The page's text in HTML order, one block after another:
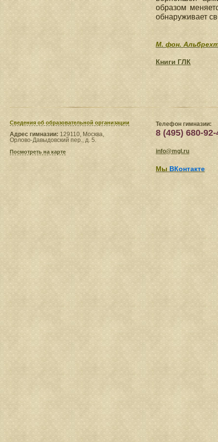
образом
обнаруживает
М. фон.
Книги ГЛК
Сведения​ об образовательной организации
Адрес гимназии: 129110, Москва,
Орлово-Давыдовский пер., д. 5.
Посмотреть на карте
Телефон гимназии:
8 (495) 680-92-
info@mgl.ru
Мы ВКонтакте